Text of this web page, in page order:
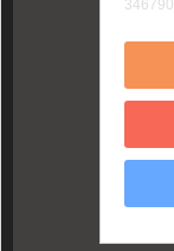
346790